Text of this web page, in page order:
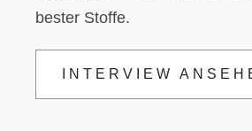
bester Stoffe.
INTERVIEW